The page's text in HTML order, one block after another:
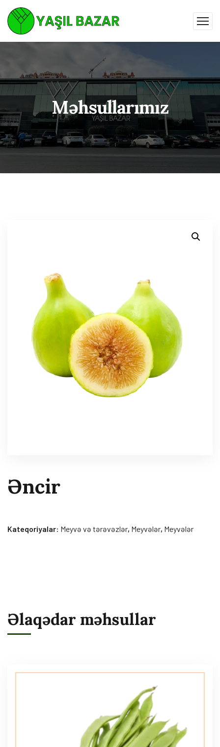
Məhsullarımız
Əncir
Kateqoriyalar: Meyvə və tərəvəzlər, Meyvələr, Meyvələr
Əlaqədar məhsullar